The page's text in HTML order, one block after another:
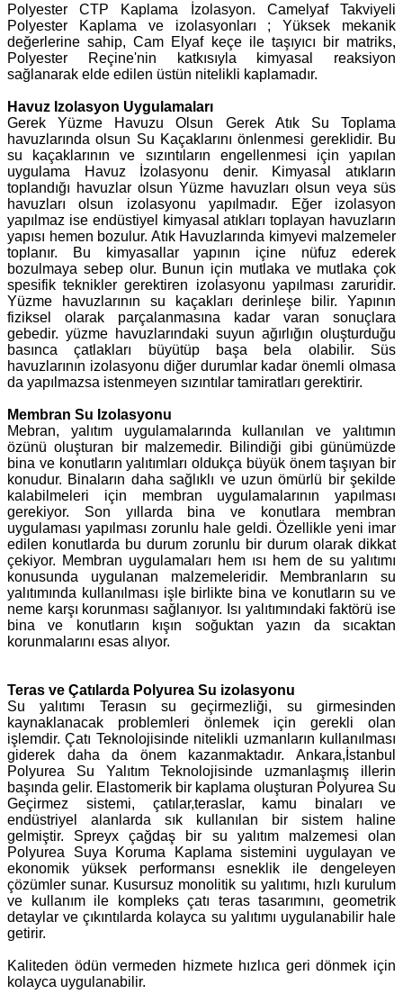
Polyester CTP Kaplama İzolasyon. Camelyaf Takviyeli
Polyester Kaplama ve izolasyonları ; Yüksek mekanik
değerlerine sahip, Cam Elyaf keçe ile taşıyıcı bir matriks,
Polyester Reçine'nin katkısıyla kimyasal reaksiyon
sağlanarak elde edilen üstün nitelikli kaplamadır.
Havuz Izolasyon Uygulamaları
Gerek Yüzme Havuzu Olsun Gerek Atık Su Toplama
havuzlarında olsun Su Kaçaklarını önlenmesi gereklidir. Bu
su kaçaklarının ve sızıntıların engellenmesi için yapılan
uygulama Havuz İzolasyonu denir. Kimyasal atıkların
toplandığı havuzlar olsun Yüzme havuzları olsun veya süs
havuzları olsun izolasyonu yapılmadır. Eğer izolasyon
yapılmaz ise endüstiyel kimyasal atıkları toplayan havuzların
yapısı hemen bozulur. Atık Havuzlarında kimyevi malzemeler
toplanır. Bu kimyasallar yapının içine nüfuz ederek
bozulmaya sebep olur. Bunun için mutlaka ve mutlaka çok
spesifik teknikler gerektiren izolasyonu yapılması zaruridir.
Yüzme havuzlarının su kaçakları derinleşe bilir. Yapının
fiziksel olarak parçalanmasına kadar varan sonuçlara
gebedir. yüzme havuzlarındaki suyun ağırlığın oluşturduğu
basınca çatlakları büyütüp başa bela olabilir. Süs
havuzlarının izolasyonu diğer durumlar kadar önemli olmasa
da yapılmazsa istenmeyen sızıntılar tamiratları gerektirir.
Membran Su Izolasyonu
Mebran, yalıtım uygulamalarında kullanılan ve yalıtımın
özünü oluşturan bir malzemedir. Bilindiği gibi günümüzde
bina ve konutların yalıtımları oldukça büyük önem taşıyan bir
konudur. Binaların daha sağlıklı ve uzun ömürlü bir şekilde
kalabilmeleri için membran uygulamalarının yapılması
gerekiyor. Son yıllarda bina ve konutlara membran
uygulaması yapılması zorunlu hale geldi. Özellikle yeni imar
edilen konutlarda bu durum zorunlu bir durum olarak dikkat
çekiyor. Membran uygulamaları hem ısı hem de su yalıtımı
konusunda uygulanan malzemeleridir. Membranların su
yalıtımında kullanılması işle birlikte bina ve konutların su ve
neme karşı korunması sağlanıyor. Isı yalıtımındaki faktörü ise
bina ve konutların kışın soğuktan yazın da sıcaktan
korunmalarını esas alıyor.
Teras ve Çatılarda Polyurea Su izolasyonu
Su yalıtımı Terasın su geçirmezliği, su girmesinden
kaynaklanacak problemleri önlemek için gerekli olan
işlemdir. Çatı Teknolojisinde nitelikli uzmanların kullanılması
giderek daha da önem kazanmaktadır. Ankara,İstanbul
Polyurea Su Yalıtım Teknolojisinde uzmanlaşmış illerin
başında gelir. Elastomerik bir kaplama oluşturan Polyurea Su
Geçirmez sistemi, çatılar,teraslar, kamu binaları ve
endüstriyel alanlarda sık kullanılan bir sistem haline
gelmiştir. Spreyx çağdaş bir su yalıtım malzemesi olan
Polyurea Suya Koruma Kaplama sistemini uygulayan ve
ekonomik yüksek performansı esneklik ile dengeleyen
çözümler sunar. Kusursuz monolitik su yalıtımı, hızlı kurulum
ve kullanım ile kompleks çatı teras tasarımını, geometrik
detaylar ve çıkıntılarda kolayca su yalıtımı uygulanabilir hale
getirir.
Kaliteden ödün vermeden hizmete hızlıca geri dönmek için
kolayca uygulanabilir.